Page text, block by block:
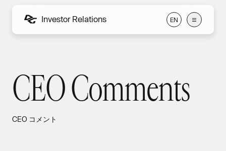
Investor Relations EN
EN
CEO コメント
CEO Comments
CEO コメント